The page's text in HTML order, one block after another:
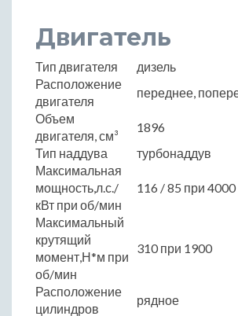
Двигатель
Тип двигателя
дизель
Расположение
двигателя
переднее,
Объем
двигателя, см³
1896
Тип наддува
турбонаддув
Максимальная
мощность,л.с./
кВт при об/мин
116 / 85 при 4000
Максимальный
крутящий
момент,Н*м при
об/мин
310 при 1900
Расположение
цилиндров
рядное